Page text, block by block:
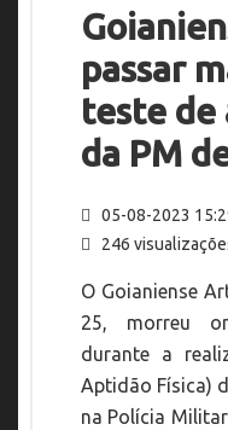
passar
teste de
da PM
05-08-2023
246
O Goianiense
25, morreu
durante a
Aptidão Física)
na Polícia